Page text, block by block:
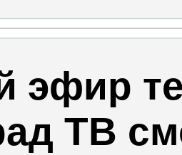
эфир
ТВ